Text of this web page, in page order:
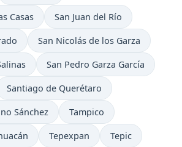
Casas San Juan del Río
San Nicolás de los Garza
San Pedro Garza García
Santiago de Querétaro
Sánchez Tampico
Tepexpan Tepic